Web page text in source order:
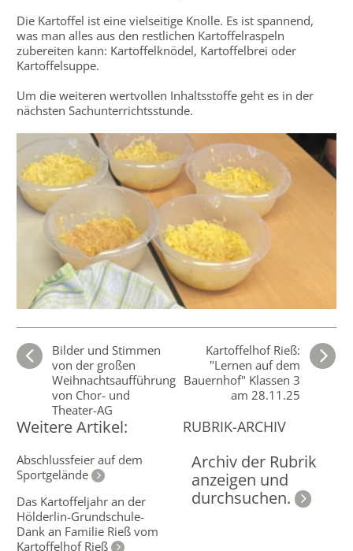
Die Kartoffel ist eine vielseitige Knolle. Es ist spannend,
was man alles aus den restlichen Kartoffelraspeln
zubereiten kann: Kartoffelknödel, Kartoffelbrei oder
Kartoffelsuppe.
Um die weiteren wertvollen Inhaltsstoffe geht es in der
nächsten Sachunterrichtsstunde.
Bilder und Stimmen
von der großen
Weihnachtsaufführung
von Chor- und
Theater-AG
Kartoffelhof Rieß:
"Lernen auf dem
Bauernhof" Klassen 3
am 28.11.25
Weitere Artikel:
Abschlussfeier auf dem
Sportgelände
Das Kartoffeljahr an der
Hölderlin-Grundschule-
Dank an Familie Rieß vom
Kartoffelhof Rieß
RUBRIK-ARCHIV
Archiv der Rubrik
anzeigen und
durchsuchen.